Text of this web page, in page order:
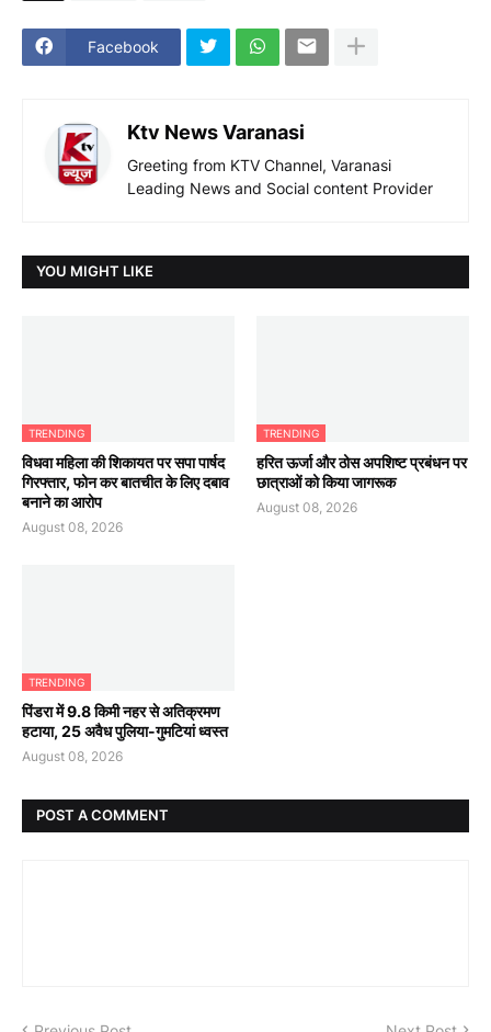
Facebook
Ktv News Varanasi
Greeting from KTV Channel, Varanasi
Leading News and Social content Provider
YOU MIGHT LIKE
TRENDING
विधवा महिला की शिकायत पर सपा पार्षद
गिरफ्तार, फोन कर बातचीत के लिए दबाव
बनाने का आरोप
August 08, 2026
TRENDING
हरित ऊर्जा और ठोस अपशिष्ट प्रबंधन पर
छात्राओं को किया जागरूक
August 08, 2026
TRENDING
पिंडरा में 9.8 किमी नहर से अतिक्रमण
हटाया, 25 अवैध पुलिया-गुमटियां ध्वस्त
August 08, 2026
POST A COMMENT